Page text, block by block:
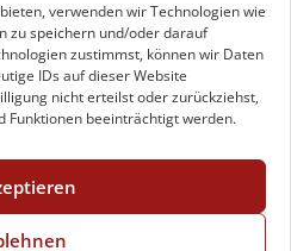
verwenden wir Technologien wie
zu speichern und/oder darauf
zustimmst, können wir Daten
IDs auf dieser Website
nicht erteilst oder zurückziehst,
Funktionen beeinträchtigt werden.
29 28 27 21